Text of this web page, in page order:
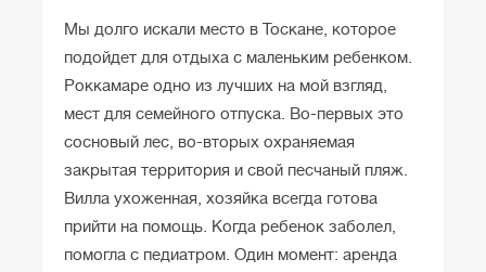
Мы долго искали место в Тоскане, которое
подойдет для отдыха с маленьким ребенком.
Роккамаре одно из лучших на мой взгляд,
мест для семейного отпуска. Во-первых это
сосновый лес, во-вторых охраняемая
закрытая территория и свой песчаный пляж.
Вилла ухоженная, хозяйка всегда готова
прийти на помощь. Когда ребенок заболел,
помогла с педиатром. Один момент: аренда